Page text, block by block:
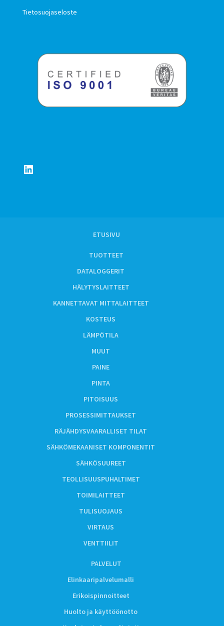
Tietosuojaseloste
LinkedIn
ETUSIVU
TUOTTEET
DATALOGGERIT
HÄLYTYSLAITTEET
KANNETTAVAT MITTALAITTEET
KOSTEUS
LÄMPÖTILA
MUUT
PAINE
PINTA
PITOISUUS
PROSESSIMITTAUKSET
RÄJÄHDYSVAARALLISET TILAT
SÄHKÖMEKAANISET KOMPONENTIT
SÄHKÖSUUREET
TEOLLISUUSPUHALTIMET
TOIMILAITTEET
TULISUOJAUS
VIRTAUS
VENTTIILIT
PALVELUT
Elinkaaripalvelumalli
Erikoispinnoitteet
Huolto ja käyttöönotto